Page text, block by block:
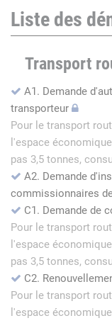
Liste des
Transport
A1. Demande
transporteur
Pour le transport
l'espace
pas 3,5 tonnes,
A2. Demande
commissionnaires
C1. Demande de
Pour le transport
l'espace
pas 3,5 tonnes,
C2.
Pour le transport
l'espace